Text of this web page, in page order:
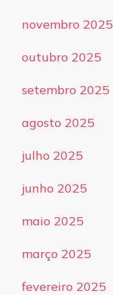
novembro 2025
outubro 2025
setembro 2025
agosto 2025
julho 2025
junho 2025
maio 2025
março 2025
fevereiro 2025